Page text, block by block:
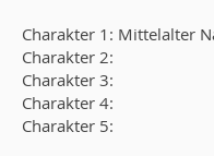
Charakter 1: Mittelalter
Charakter 2:
Charakter 3:
Charakter 4:
Charakter 5: